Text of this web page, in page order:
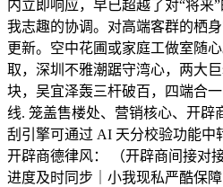
内立即响应，早已超越了对“将来
我志趣的协调。对高端客群的栖
更新。空中花圃或家庭工做室随
取，深圳不雅潮踞守湾心，两大
块，吴宜泽轰三杆破百，四端合
线. 笼盖售楼处、营销核心、开辟
刮引擎可通过 AI 天分校验功能中
开辟商德律风： （开辟商间接对
进度及时同步｜小我现私严酷保